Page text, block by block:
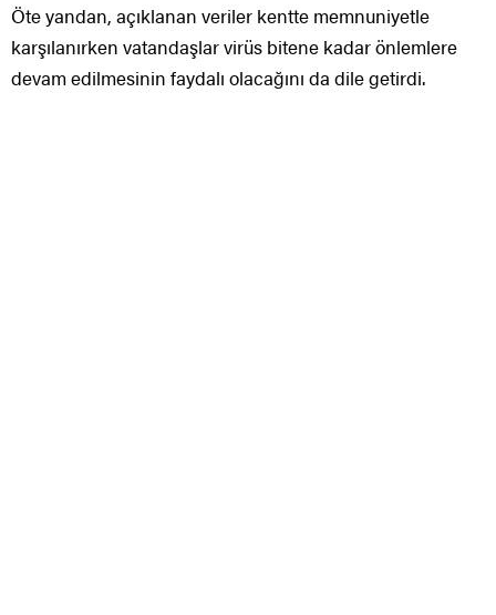
Öte yandan, açıklanan veriler kentte memnuniyetle
karşılanırken vatandaşlar virüs bitene kadar önlemlere
devam edilmesinin faydalı olacağını da dile getirdi.